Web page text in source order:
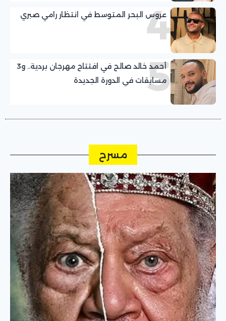
4
عروس البحر المتوسط في انتظار رامي صبري
5
أحمد خالد صالح في افتتاح مهرجان بردية.. و3
مسابقات في الدورة الجديدة
مسرح